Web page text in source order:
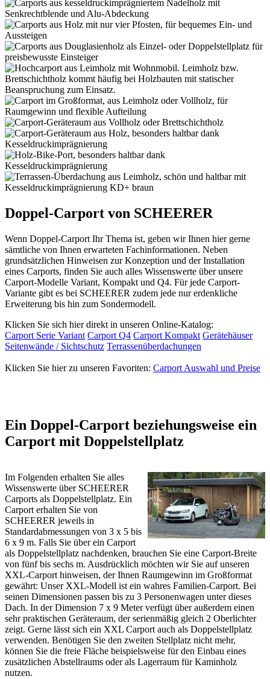
Doppel-Carport von SCHEERER
Wenn Doppel-Carport Ihr Thema ist, geben wir Ihnen hier gerne
sämtliche von Ihnen erwarteten Fachinformationen. Neben
grundsätzlichen Hinweisen zur Konzeption und der Installation
eines Carports, finden Sie auch alles Wissenswerte über unsere
Carport-Modelle Variant, Kompakt und Q4. Für jede Carport-
Variante gibt es bei SCHEERER zudem jede nur erdenkliche
Erweiterung bis hin zum Sondermodell.
Klicken Sie sich hier direkt in unseren Online-Katalog:
Carport Serie Variant Carport Q4 Carport Kompakt Gerätehäuser
Seitenwände / Sichtschutz Terrassenüberdachungen
Klicken Sie hier zu unseren Favoriten: Carport Auswahl und Preise
Ein Doppel-Carport beziehungsweise ein
Carport mit Doppelstellplatz
Im Folgenden erhalten Sie alles
Wissenswerte über SCHEERER
Carports als Doppelstellplatz. Ein
Carport erhalten Sie von
SCHEERER jeweils in
Standardabmessungen von 3 x 5 bis
6 x 9 m. Falls Sie über ein Carport
als Doppelstellplatz nachdenken, brauchen Sie eine Carport-Breite
von fünf bis sechs m. Ausdrücklich möchten wir Sie auf unseren
XXL-Carport hinweisen, der Ihnen Raumgewinn im Großformat
gewährt: Unser XXL-Modell ist ein wahres Familien-Carport. Bei
seinen Dimensionen passen bis zu 3 Personenwagen unter dieses
Dach. In der Dimension 7 x 9 Meter verfügt über außerdem einen
sehr praktischen Geräteraum, der serienmäßig gleich 2 Oberlichter
zeigt. Gerne lässt sich ein XXL Carport auch als Doppelstellplatz
verwenden. Benötigen Sie den zweiten Stellplatz nicht mehr,
können Sie die freie Fläche beispielsweise für den Einbau eines
zusätzlichen Abstellraums oder als Lagerraum für Kaminholz
nutzen.